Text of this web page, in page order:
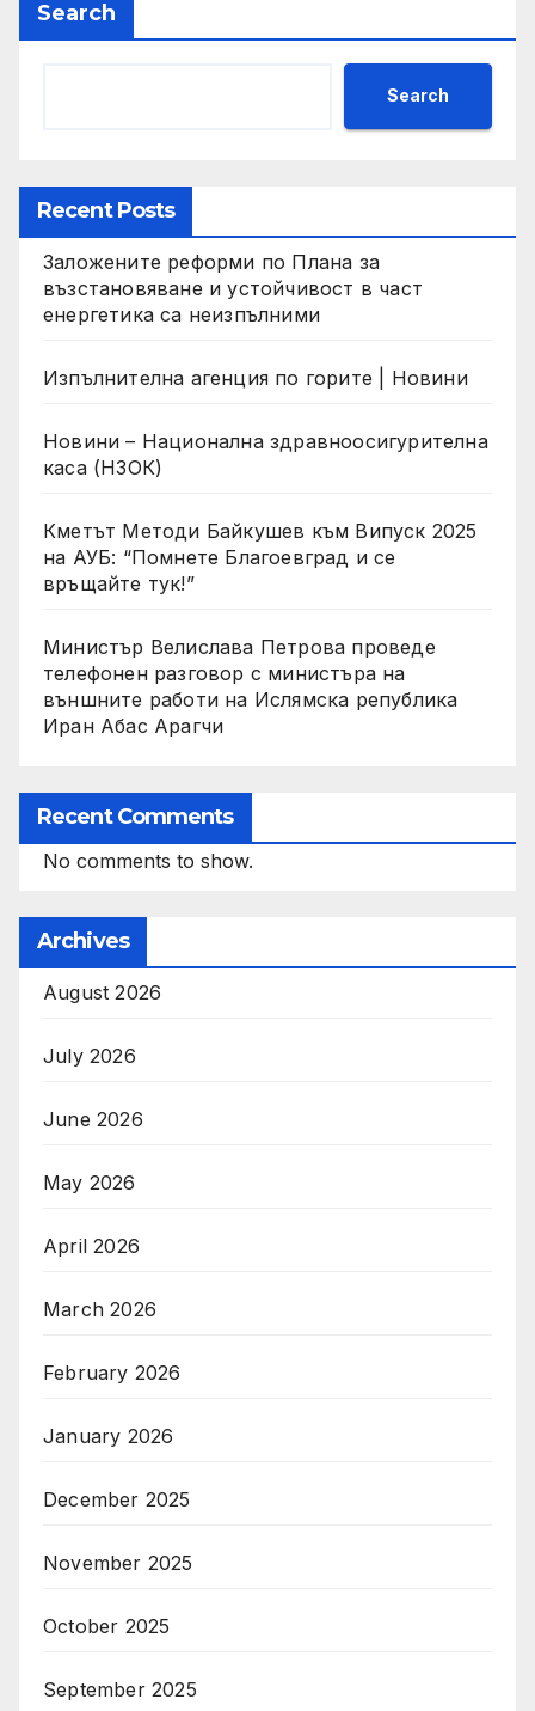
Search
Search
Recent Posts
Заложените реформи по Плана за
възстановяване и устойчивост в част
енергетика са неизпълними
Изпълнителна агенция по горите | Новини
Новини – Национална здравноосигурителна
каса (НЗОК)
Кметът Методи Байкушев към Випуск 2025
на АУБ: “Помнете Благоевград и се
връщайте тук!”
Министър Велислава Петрова проведе
телефонен разговор с министъра на
външните работи на Ислямска република
Иран Абас Арагчи
Recent Comments
No comments to show.
Archives
August 2026
July 2026
June 2026
May 2026
April 2026
March 2026
February 2026
January 2026
December 2025
November 2025
October 2025
September 2025